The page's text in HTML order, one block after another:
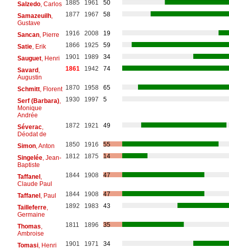
Salzedo, Carlos 1885 1961
50
Samazeuilh,
Gustave
1877 1967 58
Sancan, Pierre 1916 2008
19
Satie, Erik 1866 1925
59
Sauguet, Henri 1901 1989
34
Savard,
Augustin
1861 1942 74
Schmitt, Florent 1870 1958
65
Serf (Barbara),
Monique
Andrée
1930 1997 5
Séverac,
Déodat de
1872 1921 49
Simon, Anton 1850 1916
55
Singelée, Jean-
Baptiste
1812 1875 14
Taffanel,
Claude Paul
1844 1908 47
Taffanel, Paul 1844 1908
47
Tailleferre,
Germaine
1892 1983 43
Thomas
Ambroise
1811 1896 35
Tomasi, Henri 1901 1971
34